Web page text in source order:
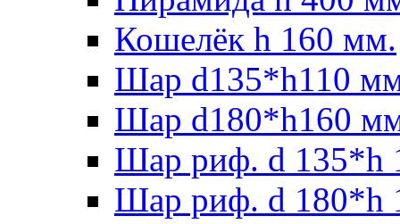
Кошелёк h 160 мм.
Шар d135*h110
Шар d180*h160
Шар риф. d 135*h
Шар риф. d 180*h